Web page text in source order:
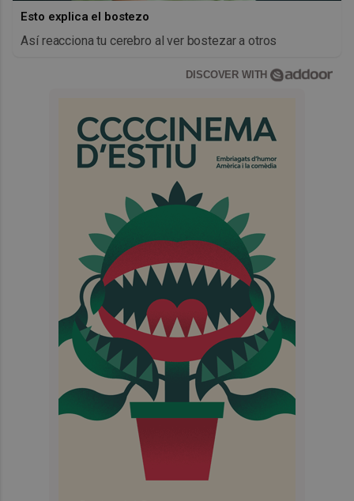
Esto explica el bostezo
Así reacciona tu cerebro al ver bostezar a otros
DISCOVER WITH